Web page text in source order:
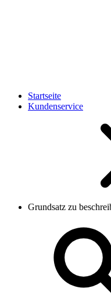
Startseite
Kundenservice
Grundsatz zu